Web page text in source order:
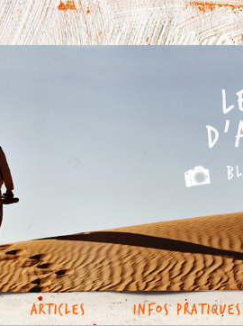
Articles Infos Pratiques